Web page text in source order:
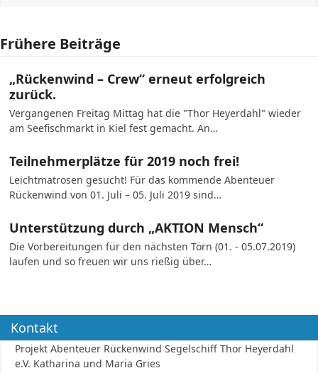
Frühere Beiträge
„Rückenwind – Crew“ erneut erfolgreich
zurück.
Vergangenen Freitag Mittag hat die "Thor Heyerdahl" wieder
am Seefischmarkt in Kiel fest gemacht. An…
Teilnehmerplätze für 2019 noch frei!
Leichtmatrosen gesucht! Für das kommende Abenteuer
Rückenwind von 01. Juli – 05. Juli 2019 sind…
Unterstützung durch „AKTION Mensch“
Die Vorbereitungen für den nächsten Törn (01. - 05.07.2019)
laufen und so freuen wir uns rießig über…
Kontakt
Projekt Abenteuer Rückenwind Segelschiff Thor Heyerdahl
e.V. Katharina und Maria Gries